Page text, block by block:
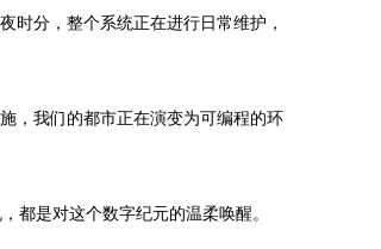
时分，整个系统正在进行日常维护，
，我们的都市正在演变为可编程的环
都是对这个数字纪元的温柔唤醒。